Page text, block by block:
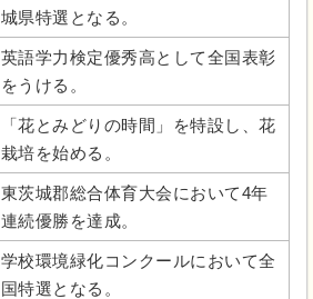
城県特選となる。
英語学力検定優秀高として全国表彰
をうける。
「花とみどりの時間」を特設し、花
栽培を始める。
東茨城郡総合体育大会において4年
連続優勝を達成。
学校環境緑化コンクールにおいて全
国特選となる。